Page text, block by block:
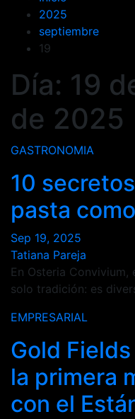
2025
septiembre
19
Día: 19
de 2025
GASTRONOMIA
10
pasta
Sep 19, 2025
Tatiana Pareja
En Osteria
solo tradición: es
EMPRESARIAL
Gold
la primera
con el